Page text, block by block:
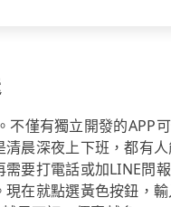
僅有獨立開發的APP
晨深夜上下班，都有
要打電話或加LINE問
在就點選黃色按鈕，